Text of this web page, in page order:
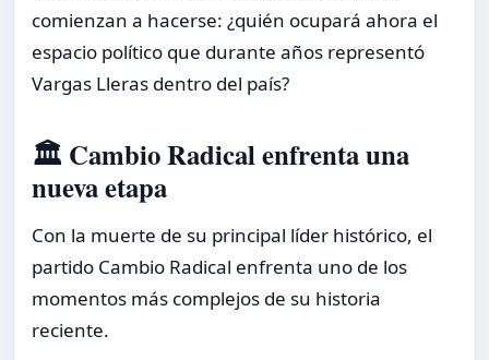
comienzan a hacerse: ¿quién ocupará ahora el
espacio político que durante años representó
Vargas Lleras dentro del país?
🏛️ Cambio Radical enfrenta una
nueva etapa
Con la muerte de su principal líder histórico, el
partido Cambio Radical enfrenta uno de los
momentos más complejos de su historia
reciente.